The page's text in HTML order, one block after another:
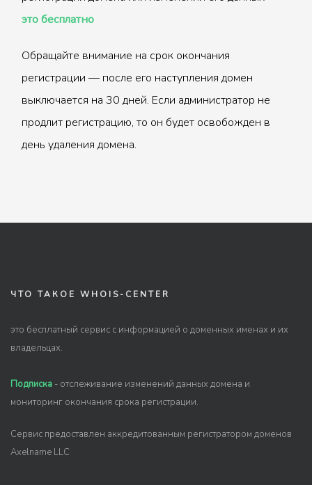
это бесплатно
Обращайте внимание на срок окончания
регистрации — после его наступления домен
выключается на 30 дней. Если администратор не
продлит регистрацию, то он будет освобожден в
день удаления домена.
ЧТО ТАКОЕ WHOIS-CENTER
это бесплатный сервис с информацией о доменных именах и их
владельцах.
Подписка - отслеживание изменений данных домена и
мониторинг окончания срока регистрации.
Сервис предоставлен аккредитованным регистратором доменов
Axelname LLC